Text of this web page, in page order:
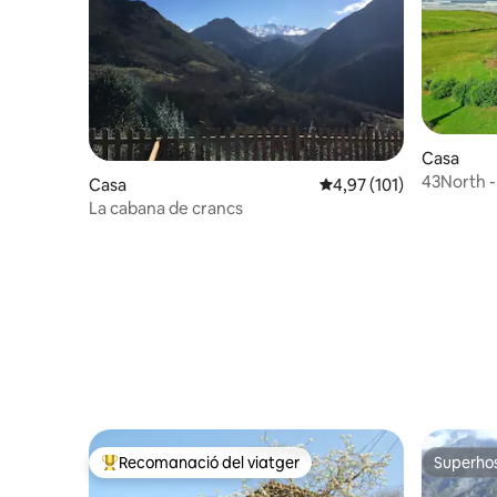
Casa 4,97 de puntuació
4,97 (101)
La cabana de crancs
Casa
43North -
Principals recomanacions dels viatgers
Recomanació del viatger